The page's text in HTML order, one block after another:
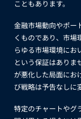
こともあります。
金融市場動向やポー
くものであり、市場
らゆる市場環境にお
という保証はありま
が悪化した局面にお
び戦略は予告なしに
特定のチャートやグ